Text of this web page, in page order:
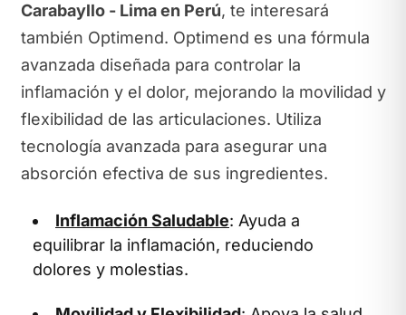
Carabayllo - Lima en Perú, te interesará
también Optimend. Optimend es una fórmula
avanzada diseñada para controlar la
inflamación y el dolor, mejorando la movilidad y
flexibilidad de las articulaciones. Utiliza
tecnología avanzada para asegurar una
absorción efectiva de sus ingredientes.
Inflamación Saludable: Ayuda a
equilibrar la inflamación, reduciendo
dolores y molestias.